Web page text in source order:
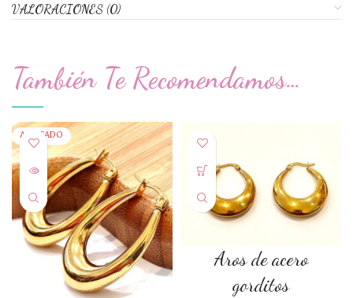
VALORACIONES (0)
También Te Recomendamos…
AGOTADO
Aros de acero
gorditos